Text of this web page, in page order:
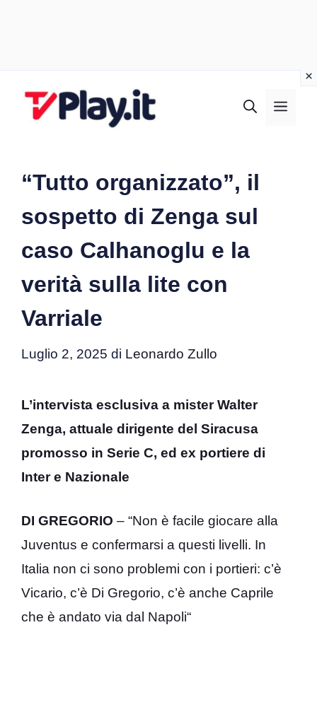
“Tutto organizzato”, il
sospetto di Zenga sul
caso Calhanoglu e la
verità sulla lite con
Varriale
Luglio 2, 2025 di Leonardo Zullo
L’intervista esclusiva a mister Walter
Zenga, attuale dirigente del Siracusa
promosso in Serie C, ed ex portiere di
Inter e Nazionale
DI GREGORIO – “Non è facile giocare alla
Juventus e confermarsi a questi livelli. In
Italia non ci sono problemi con i portieri: c’è
Vicario, c’è Di Gregorio, c’è anche Caprile
che è andato via dal Napoli“